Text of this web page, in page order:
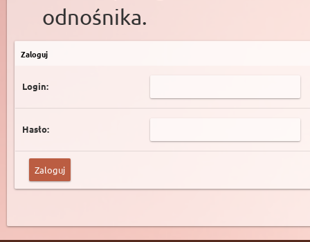
odnośnika.
Zaloguj
Login:
Hasło: